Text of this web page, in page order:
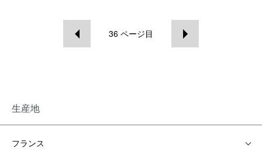
36 ページ目
生産地
フランス